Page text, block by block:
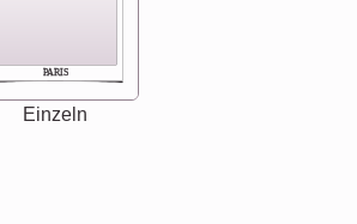
PARIS
Einzeln